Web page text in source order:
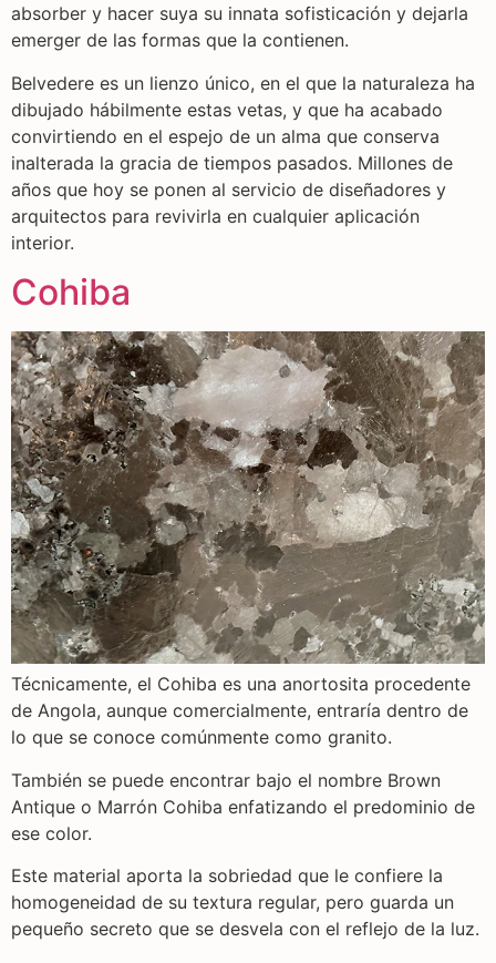
absorber y hacer suya su innata sofisticación y dejarla
emerger de las formas que la contienen.
Belvedere es un lienzo único, en el que la naturaleza ha
dibujado hábilmente estas vetas, y que ha acabado
convirtiendo en el espejo de un alma que conserva
inalterada la gracia de tiempos pasados. Millones de
años que hoy se ponen al servicio de diseñadores y
arquitectos para revivirla en cualquier aplicación
interior.
Cohiba
Técnicamente, el Cohiba es una anortosita procedente
de Angola, aunque comercialmente, entraría dentro de
lo que se conoce comúnmente como granito.
También se puede encontrar bajo el nombre Brown
Antique o Marrón Cohiba enfatizando el predominio de
ese color.
Este material aporta la sobriedad que le confiere la
homogeneidad de su textura regular, pero guarda un
pequeño secreto que se desvela con el reflejo de la luz.